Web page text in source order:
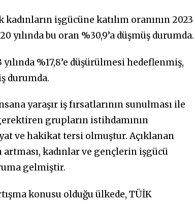
kadınların işgücüne katılım oranının 2023
yılında bu oran %30,9’a düşmüş durumda.
%17,8’e düşürülmesi hedeflenmiş,
durumda.
yaraşır iş fırsatlarının sunulması ile
grupların istihdamının
ve hakikat tersi olmuştur. Açıklanan
kadınlar ve gençlerin işgücü
gelmiştir.
konusu olduğu ülkede, TÜİK